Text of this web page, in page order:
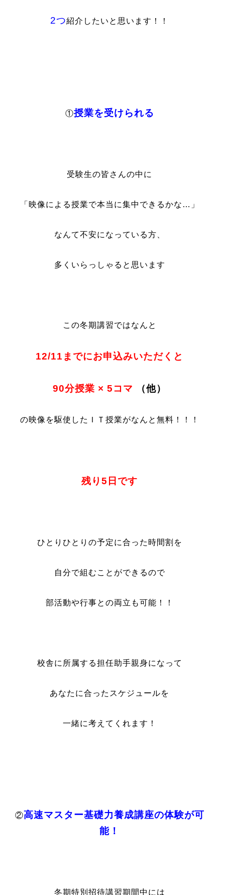
2つ紹介したいと思います！！
①授業を受けられる
受験生の皆さんの中に
「映像による授業で本当に集中できるかな…」
なんて不安になっている方、
多くいらっしゃると思います
この冬期講習ではなんと
12/11までにお申込みいただくと
90分授業 × 5コマ （他）
の映像を駆使したＩＴ授業がなんと無料！！！
残り5日です
ひとりひとりの予定に合った時間割を
自分で組むことができるので
部活動や行事との両立も可能！！
校舎に所属する担任助手親身になって
あなたに合ったスケジュールを
一緒に考えてくれます！
②高速マスター基礎力養成講座の体験が可
能！
冬期特別招待講習期間中には